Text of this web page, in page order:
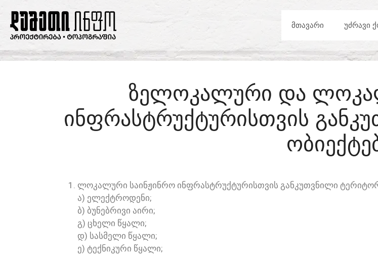
ᲛᲗᲐᲕᲐᲠᲘ ᲣᲫᲠᲐᲕᲘ
ᲖᲔᲚᲝᲙᲐᲚᲣᲠᲘ ᲓᲐ
ᲘᲜᲤᲠᲐᲡᲢᲠᲣᲥᲢᲣᲠᲘᲡᲗᲕᲘᲡ
ᲚᲝᲙᲐᲚᲣᲠᲘ ᲡᲐᲘᲜᲟᲘᲜᲠᲝ ᲘᲜᲤᲠᲐᲡᲢᲠᲣᲥᲢᲣᲠᲘᲡᲗᲕᲘᲡ ᲒᲐᲜᲙᲣᲗᲕᲜᲘᲚᲘ
Ა) ᲔᲚᲔᲥᲢᲠᲝᲓᲔᲜᲘ;
Ბ) ᲑᲣᲜᲔᲑᲠᲘᲕᲘ ᲐᲘᲠᲘ;
Გ) ᲪᲮᲔᲚᲘ ᲬᲧᲐᲚᲘ;
Დ) ᲡᲐᲡᲛᲔᲚᲘ ᲬᲧᲐᲚᲘ;
Ე) ᲢᲔᲥᲜᲘᲙᲣᲠᲘ ᲬᲧᲐᲚᲘ;